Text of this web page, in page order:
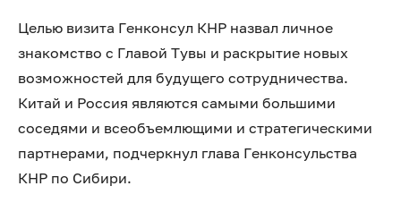
Целью визита Генконсул КНР назвал личное
знакомство с Главой Тувы и раскрытие новых
возможностей для будущего сотрудничества.
Китай и Россия являются самыми большими
соседями и всеобъемлющими и стратегическими
партнерами, подчеркнул глава Генконсульства
КНР по Сибири.